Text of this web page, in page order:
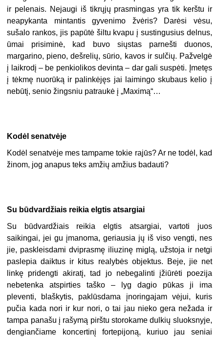
ir pelenais. Nejaugi iš tikrųjų prasmingas yra tik kerštu ir
neapykanta mintantis gyvenimo žvėris? Darėsi vėsu,
sušalo rankos, jis papūtė šiltu kvapu į sustingusius delnus,
ūmai prisiminė, kad buvo siųstas parnešti duonos,
margarino, pieno, dešrelių, sūrio, kavos ir sulčių. Pažvelgė
į laikrodį – be penkiolikos devinta – dar gali suspėti. Įmetęs
į tėkmę nuorūką ir palinkėjęs jai laimingo skubaus kelio į
nebūtį, senio žingsniu patraukė į „Maximą“…
Kodėl senatvėje
Kodėl senatvėje mes tampame tokie rajūs? Ar ne todėl, kad
žinom, jog anapus teks amžių amžius badauti?
Su būdvardžiais reikia elgtis atsargiai
Su būdvardžiais reikia elgtis atsargiai, vartoti juos
saikingai, jei gu įmanoma, geriausia jų iš viso vengti, nes
jie, paskleisdami dviprasmę iliuzinę miglą, užstoja ir netgi
paslepia daiktus ir kitus realybės objektus. Beje, jie net
linkę pridengti akiratį, tad jo nebegalinti įžiūrėti poezija
nebetenka atspirties taško – lyg dagio pūkas ji ima
pleventi, blaškytis, paklūsdama įnoringajam vėjui, kuris
pučia kada nori ir kur nori, o tai jau nieko gera nežada ir
tampa panašu į rašymą pirštu storokame dulkių sluoksnyje,
dengiančiame koncertinį fortepijoną, kuriuo jau seniai